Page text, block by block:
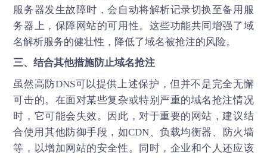
服务器发生故障时，会自动将解析记录切换至备用服
务器上，保障网站的可用性。这些功能共同增强了域
名解析服务的健壮性，降低了域名被抢注的风险。
三、结合其他措施防止域名抢注
虽然高防DNS可以提供上述保护，但并不是完全无懈
可击的。在面对某些复杂或特别严重的域名抢注情况
时，它可能会失效。因此，对于重要的网站，建议结
合使用其他防御手段，如CDN、负载均衡器、防火墙
等，以增加网站的安全性。同时，企业和个人还应该